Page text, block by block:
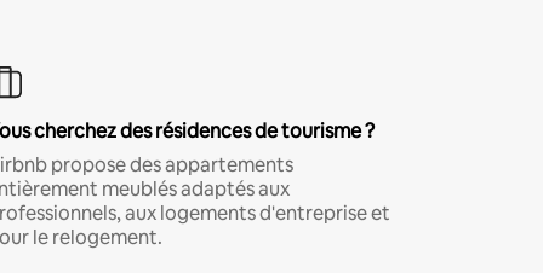
cherchez des résidences de tourisme ?
propose des appartements
meublés adaptés aux
aux logements d'entreprise et
le relogement.